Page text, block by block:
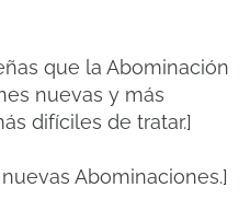
que la Abominación
nuevas y más
difíciles de tratar.]
Abominaciones.]